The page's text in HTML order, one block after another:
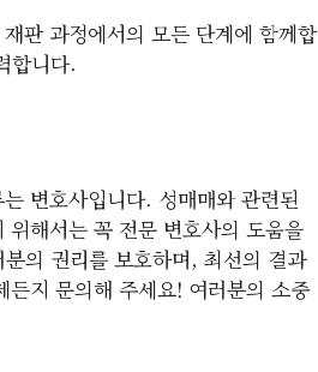
판 과정에서의 모든 단계에 함께합
합니다.
변호사입니다. 성매매와 관련된
해서는 꼭 전문 변호사의 도움을
의 권리를 보호하며, 최선의 결과
지 문의해 주세요! 여러분의 소중